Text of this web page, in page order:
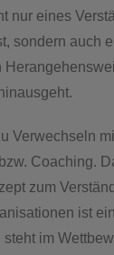
nur eines
sondern auch
Verwechseln
Coaching.
zum
ist
im